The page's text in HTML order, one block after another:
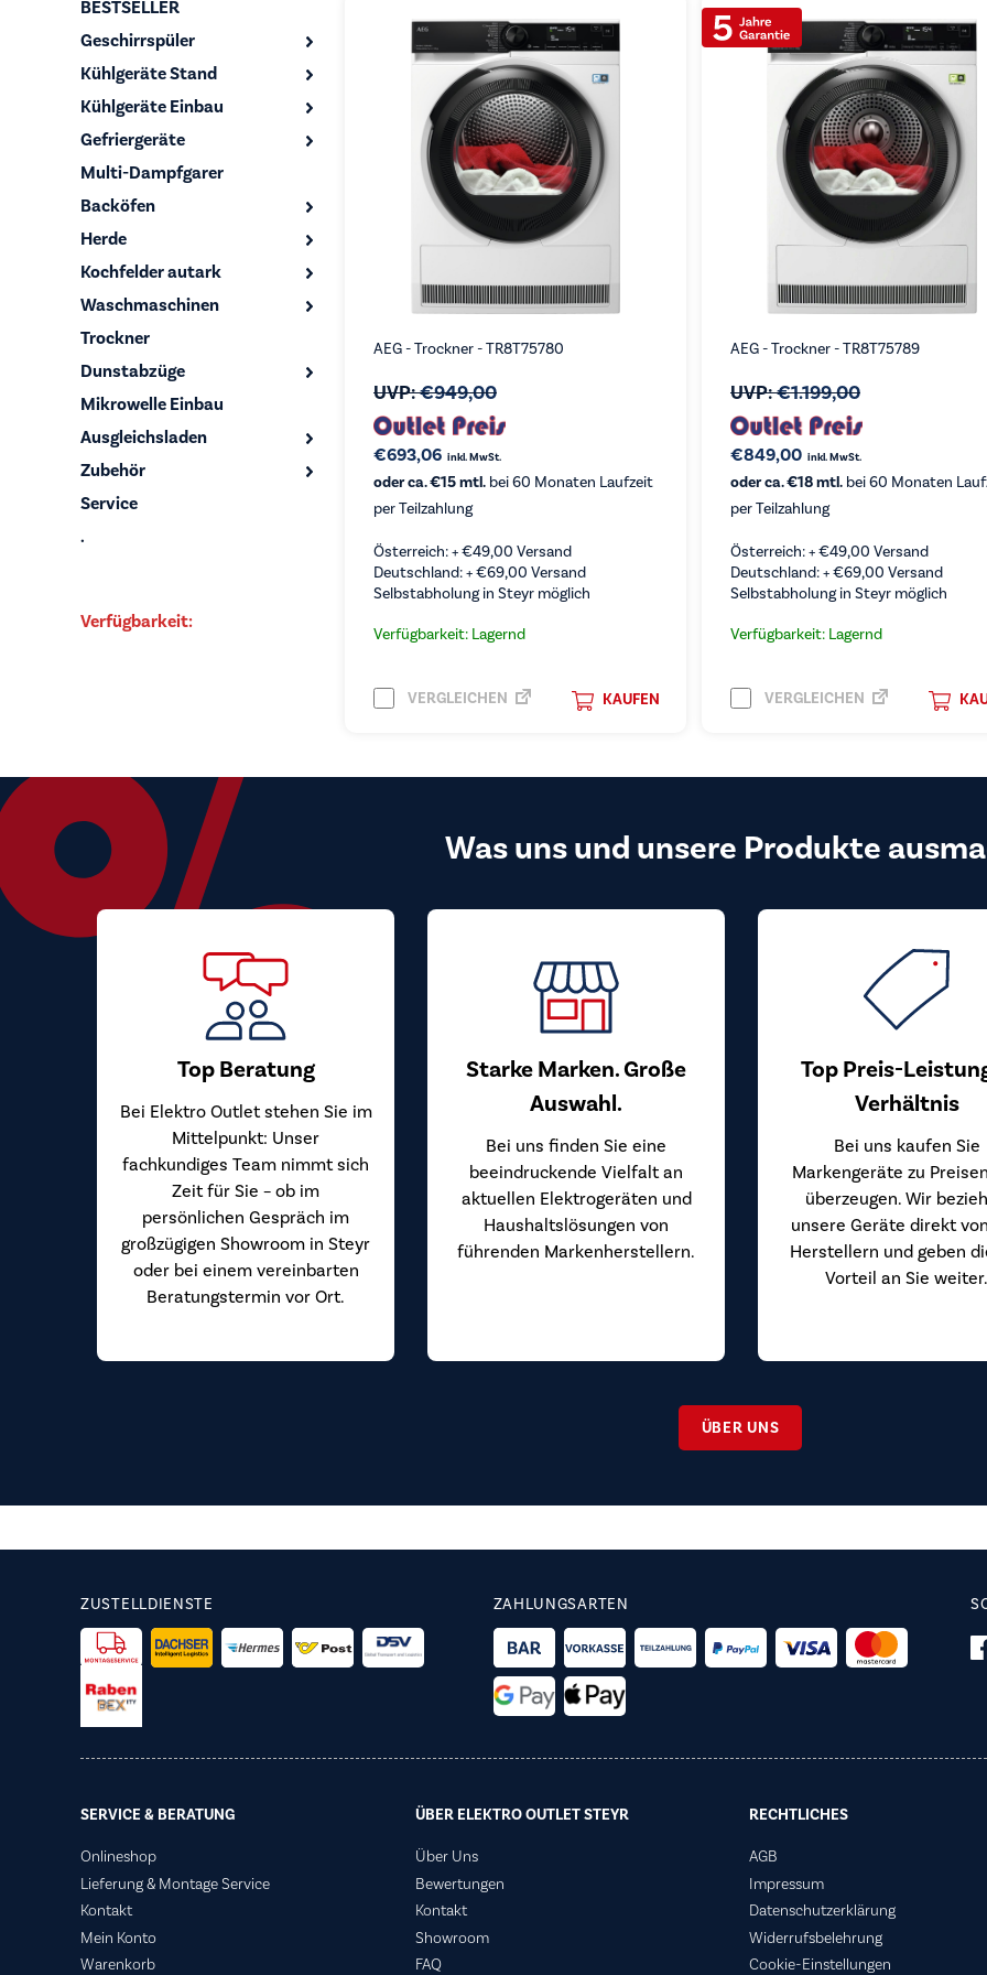
BESTSELLER
Geschirrspüler
Kühlgeräte Stand
Kühlgeräte Einbau
Gefriergeräte
Multi-Dampfgarer
Backöfen
Herde
Kochfelder autark
Waschmaschinen
Trockner
Dunstabzüge
Mikrowelle Einbau
Ausgleichsladen
Zubehör
Service
.
Verfügbarkeit:
AEG - Trockner - TR8T75780
UVP:€949,00
€693,06 inkl. MwSt.
oder ca. €15 mtl. bei 60 Monaten Laufzeit
per Teilzahlung
Österreich: +€49,00 Versand
Deutschland: +€69,00 Versand
Selbstabholung in Steyr möglich
Verfügbarkeit: Lagernd
KAUFEN
VERGLEICHEN
AEG - Trockner - TR8T75789
UVP:€1.199,00
€849,00 inkl. MwSt.
oder ca. €18 mtl.bei 60 Monaten
per Teilzahlung
Österreich: +€49,00 Versand
Deutschland: +€69,00 Versand
Selbstabholung in Steyr möglich
Verfügbarkeit: Lagernd
VERGLEICHEN
Was uns und unsere Produkte
Top Beratung
Bei Elektro Outlet stehen Sie im
Mittelpunkt: Unser
fachkundiges Team nimmt sich
Zeit für Sie – ob im
persönlichen Gespräch im
großzügigen Showroom in Steyr
oder bei einem vereinbarten
Beratungstermin vor Ort.
Starke Marken. Große
Auswahl.
Bei uns finden Sie eine
beeindruckende Vielfalt an
aktuellen Elektrogeräten und
Haushaltslösungen von
führenden Markenherstellern.
Top Preis-
Verhältnis
Bei uns kaufen Sie
Markengeräte zu
überzeugen. Wir
unsere Geräte direkt
Herstellern und geben
Vorteil an Sie weiter.
ÜBER UNS
ZUSTELLDIENSTE ZAHLUNGSARTEN
SERVICE & BERATUNG
Onlineshop
Lieferung & Montage Service
Kontakt
Mein Konto
Warenkorb
ÜBER ELEKTRO OUTLET STEYR
Über Uns
Bewertungen
Kontakt
Showroom
FAQ
RECHTLICHES
AGB
Impressum
Datenschutzerklärung
Widerrufsbelehrung
Cookie-Einstellungen